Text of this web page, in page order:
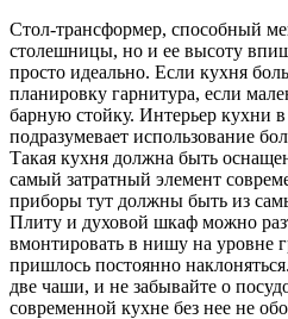
Стол-трансформер, способный
столешницы, но и ее высоту
просто идеально. Если кухня
планировку гарнитура, если
барную стойку. Интерьер кухни
подразумевает использование
Такая кухня должна быть
самый затратный элемент
приборы тут должны быть из
Плиту и духовой шкаф можно
вмонтировать в нишу на уровне
пришлось постоянно
две чаши, и не забывайте о
современной кухне без нее не